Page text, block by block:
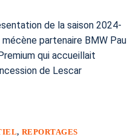
de la saison 2024-
partenaire BMW Pau
qui accueillait
de Lescar
, REPORTAGES